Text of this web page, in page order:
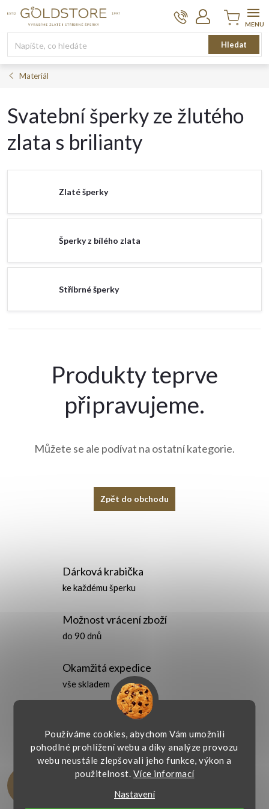
Používáme cookies, abychom Vám umožnili
pohodlné prohlížení webu a díky analýze provozu
webu neustále zlepšovali jeho funkce, výkon a
použitelnost. Více informací
Nastavení
Hledat
Nákupní
košík
Materiál
Svatební šperky ze žlutého
zlata s brilianty
Zlaté šperky
Šperky z bílého zlata
Stříbrné šperky
Produkty teprve
připravujeme.
Můžete se ale podívat na ostatní kategorie.
Zpět do obchodu
Dárková krabička
ke každému šperku
Možnost vrácení zboží
do 90 dnů
Okamžitá expedice
vše skladem
Vlastní záruční
servis
Hodnocení zákazníků